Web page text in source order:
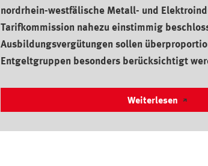
nordrhein-westfälische Metall- und
Tarifkommission nahezu einstimmig
Ausbildungsvergütungen sollen
Entgeltgruppen besonders berücksichtigt
Weiterlesen